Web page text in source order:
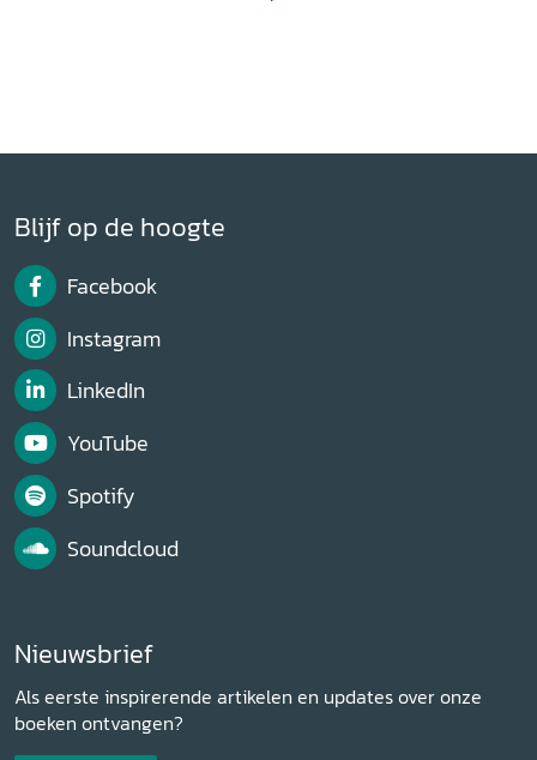
Blijf op de hoogte
Facebook
Instagram
LinkedIn
YouTube
Spotify
Soundcloud
Nieuwsbrief
Als eerste inspirerende artikelen en updates over onze
boeken ontvangen?